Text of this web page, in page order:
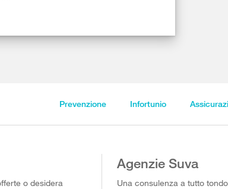
Prevenzione Infortunio
o desidera
Agenzie Suva
Una consulenza a tutto